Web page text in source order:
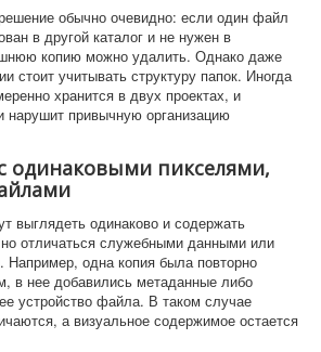
обычно очевидно: если один файл
в другой каталог и не нужен в
копию можно удалить. Однако даже
стоит учитывать структуру папок. Иногда
хранится в двух проектах, и
нарушит привычную организацию
одинаковыми пикселями,
выглядеть одинаково и содержать
отличаться служебными данными или
Например, одна копия была повторно
в нее добавились метаданные либо
устройство файла. В таком случае
а визуальное содержимое остается